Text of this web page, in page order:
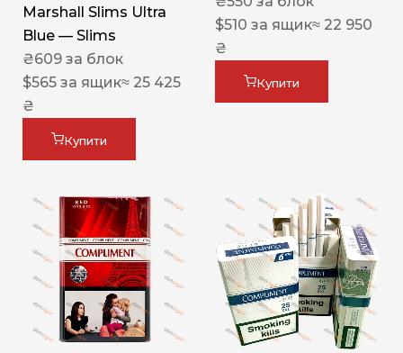
Marshall Slims Ultra
Blue — Slims
₴609 за блок
$565 за ящик≈ 25 425
₴
Купити
$510 за ящик≈ 22 950
₴
Купити